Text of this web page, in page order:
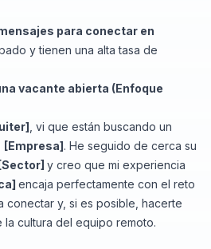
para conectar en
y tienen una alta tasa de
vacante abierta (Enfoque
, vi que están buscando un
[Empresa]. He seguido de cerca su
[Sector] y creo que mi experiencia
encaja perfectamente con el reto
conectar y, si es posible, hacerte
cultura del equipo remoto.